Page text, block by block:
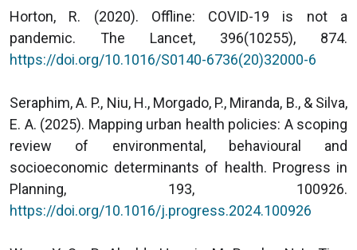
Horton, R. (2020). Offline: COVID-19 is not a
pandemic. The Lancet, 396(10255), 874.
https://doi.org/10.1016/S0140-6736(20)32000-6
Seraphim, A. P., Niu, H., Morgado, P., Miranda, B., & Silva,
E. A. (2025). Mapping urban health policies: A scoping
review of environmental, behavioural and
socioeconomic determinants of health. Progress in
Planning, 193, 100926.
https://doi.org/10.1016/j.progress.2024.100926